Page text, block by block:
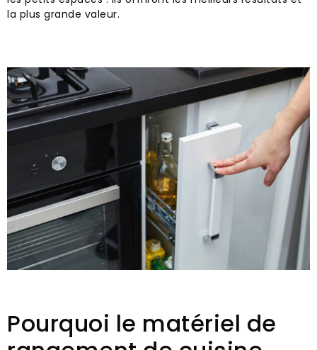
la plus grande valeur.
Pourquoi le matériel de